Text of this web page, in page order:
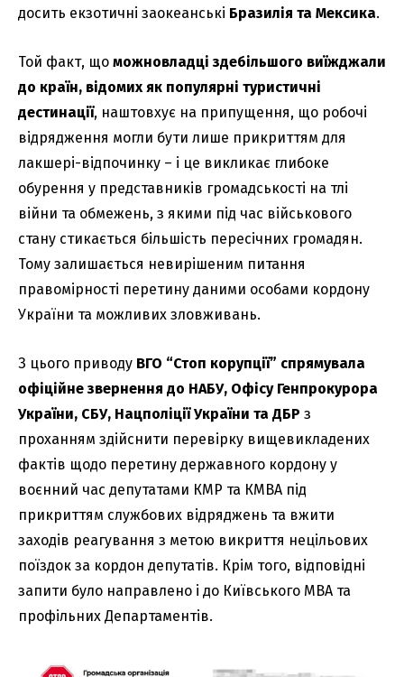
досить екзотичні заокеанські Бразилія та Мексика.
Той факт, що можновладці здебільшого виїжджали
до країн, відомих як популярні туристичні
дестинації, наштовхує на припущення, що робочі
відрядження могли бути лише прикриттям для
лакшері-відпочинку – і це викликає глибоке
обурення у представників громадськості на тлі
війни та обмежень, з якими під час військового
стану стикається більшість пересічних громадян.
Тому залишається невирішеним питання
правомірності перетину даними особами кордону
України та можливих зловживань.
З цього приводу ВГО “Стоп корупції” спрямувала
офіційне звернення до НАБУ, Офісу Генпрокурора
України, СБУ, Нацполіції України та ДБР з
проханням здійснити перевірку вищевикладених
фактів щодо перетину державного кордону у
воєнний час депутатами КМР та КМВА під
прикриттям службових відряджень та вжити
заходів реагування з метою викриття нецільових
поїздок за кордон депутатів. Крім того, відповідні
запити було направлено і до Київського МВА та
профільних Департаментів.